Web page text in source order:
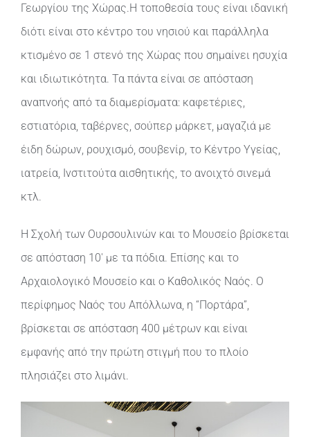
Γεωργίου της Χώρας.Η τοποθεσία τους είναι ιδανική
διότι είναι στο κέντρο του νησιού και παράλληλα
κτισμένο σε 1 στενό της Χώρας που σημαίνει ησυχία
και ιδιωτικότητα. Τα πάντα είναι σε απόσταση
αναπνοής από τα διαμερίσματα: καφετέριες,
εστιατόρια, ταβέρνες, σούπερ μάρκετ, μαγαζιά με
έιδη δώρων, ρουχισμό, σουβενίρ, το Κέντρο Υγείας,
ιατρεία, Ινστιτούτα αισθητικής, το ανοιχτό σινεμά
κτλ.
Η Σχολή των Ουρσουλινών και το Μουσείο βρίσκεται
σε απόσταση 10′ με τα πόδια. Επίσης και το
Αρχαιολογικό Μουσείο και ο Καθολικός Ναός. Ο
περίφημος Ναός του Απόλλωνα, η “Πορτάρα”,
βρίσκεται σε απόσταση 400 μέτρων και είναι
εμφανής από την πρώτη στιγμή που το πλοίο
πλησιάζει στο λιμάνι.